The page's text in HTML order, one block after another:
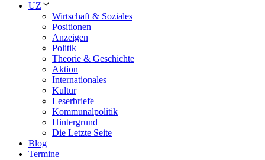
UZ
Wirtschaft & Soziales
Positionen
Anzeigen
Politik
Theorie & Geschichte
Aktion
Internationales
Kultur
Leserbriefe
Kommunalpolitik
Hintergrund
Die Letzte Seite
Blog
Termine